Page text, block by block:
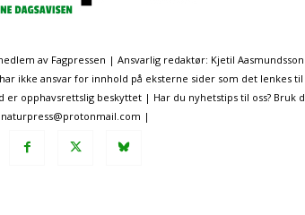
av Fagpressen | Ansvarlig redaktør: Kjetil
ikke ansvar for innhold på eksterne sider som det lenkes
opphavsrettslig beskyttet | Har du nyhetstips til oss? Bruk
naturpress@protonmail.com |